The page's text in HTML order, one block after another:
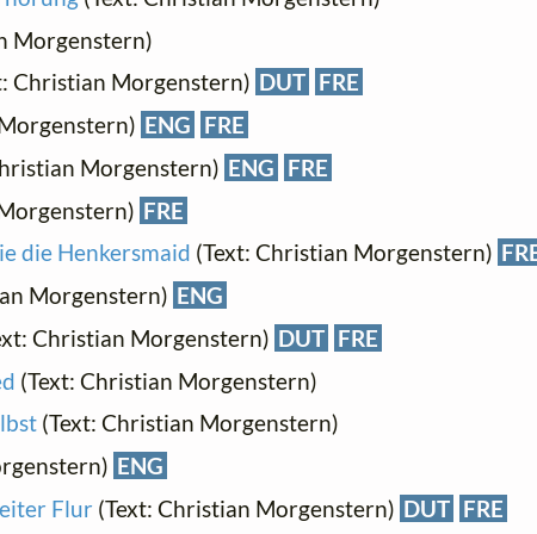
Morgenstern)
Christian Morgenstern) DUT FRE
ENG FRE
Morgenstern) ENG FRE
FRE
die Henkersmaid (Text: Christian Morgenstern)
Morgenstern) ENG
Christian Morgenstern) DUT FRE
(Text: Christian Morgenstern)
(Text: Christian Morgenstern)
ENG
Flur (Text: Christian Morgenstern) DUT FRE